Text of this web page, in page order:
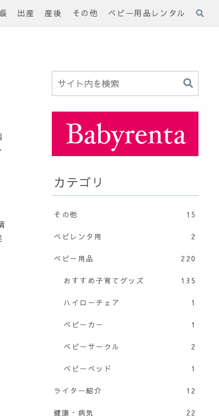
出産 産後 その他 ベビー用品レンタル
カテゴリ
その他 15
ベビレンタ用 2
ベビー用品 220
おすすめ子育てグッズ 135
ハイローチェア 1
ベビーカー 1
ベビーサークル 2
ベビーベッド 1
ライター紹介 12
健康・病気 22